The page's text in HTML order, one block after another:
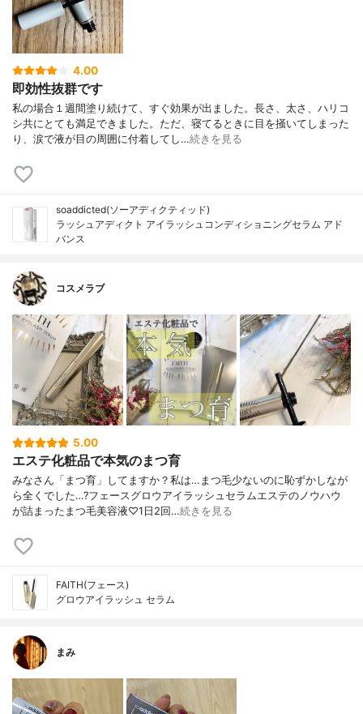
4.00
即効性抜群です
私の場合１週間塗り続けて、すぐ効果が出ました。長さ、太さ、ハリコ
シ共にとても満足できました。ただ、寝てるときに目を掻いてしまった
り、涙で液が目の周囲に付着してし…続きを見る
soaddicted(ソーアディクティッド)
ラッシュアディクト アイラッシュコンディショニングセラム アド
バンス
コスメラブ
5.00
エステ化粧品で本気のまつ育
みなさん「まつ育」してますか？私は…まつ毛少ないのに恥ずかしなが
ら全くでした…?フェースグロウアイラッシュセラムエステのノウハウ
が詰まったまつ毛美容液♡1日2回…続きを見る
FAITH(フェース)
グロウアイラッシュ セラム
まみ